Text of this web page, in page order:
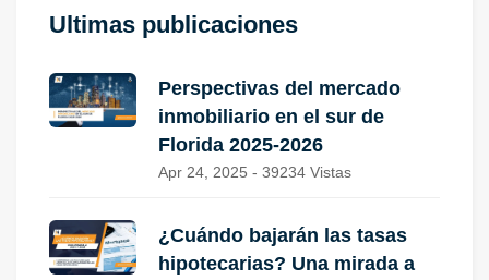
Ultimas publicaciones
Perspectivas del mercado
inmobiliario en el sur de
Florida 2025-2026
Apr 24, 2025 - 39234 Vistas
¿Cuándo bajarán las tasas
hipotecarias? Una mirada a